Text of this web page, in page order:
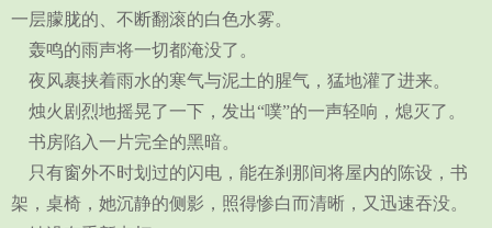
一层朦胧的、不断翻滚的白色水雾。
轰鸣的雨声将一切都淹没了。
夜风裹挟着雨水的寒气与泥土的腥气，猛地灌了进来。
烛火剧烈地摇晃了一下，发出“噗”的一声轻响，熄灭了。
书房陷入一片完全的黑暗。
只有窗外不时划过的闪电，能在刹那间将屋内的陈设，书
架，桌椅，她沉静的侧影，照得惨白而清晰，又迅速吞没。